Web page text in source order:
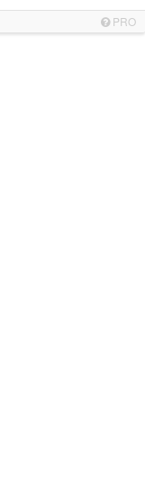
PRO